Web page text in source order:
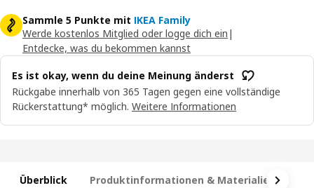
Sammle 5 Punkte mit IKEA Family
Werde kostenlos Mitglied oder logge dich ein |
Entdecke, was du bekommen kannst
Es ist okay, wenn du deine Meinung änderst
Rückgabe innerhalb von 365 Tagen gegen eine vollständige
Rückerstattung* möglich. Weitere Informationen
Überblick Produktinformationen & Materialien